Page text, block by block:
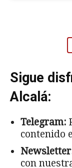
Sigue
Alcalá:
Telegram:
contenido
con